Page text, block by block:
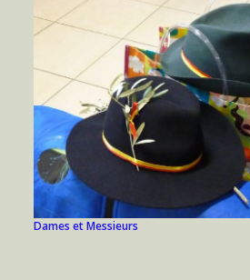
Dames et Messieurs